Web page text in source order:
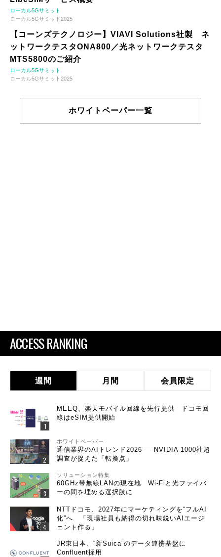
ローカル5Gサミット
ローカル5Gサミット2025
【コーンズテクノロジー】VIAVI Solutions社製 ネ
ットワークテスタONA800／光ネットワークテスタ
MTS5800のご紹介
ローカル5Gサミット
ローカル5Gサミット2025
ホワイトペーパー一覧
ACCESS RANKING
週間 月間 会員限定
MEEQ、楽天モバイル回線を先行提供 ドコモ回
線はeSIM提供開始
ホワイトペーパー
通信業界のAIトレンド2026 ― NVIDIA 1000社超
調査が捉えた「転換点」
ソリューション特集
60GHz帯無線LANの現在地 Wi-Fiと光ファイバ
ーの間を埋める選択肢に
NTTドコモ、2027年にマーケティングを“フルAI
化”へ 「現場社員も納得の切れ味鋭いAIエージ
ェント作る」
JR東日本、“新Suica”のデータ連携基盤に
Confluent採用